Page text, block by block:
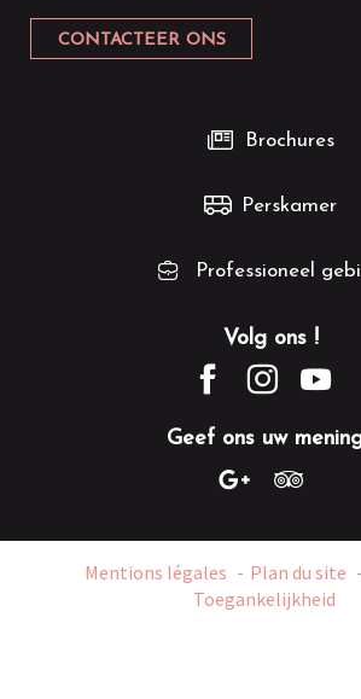
CONTACTEER ONS
Volg ons !
Geef ons uw
Brochures
Perskamer
Professioneel
Mentions légales Plan du site
Toegankelijkheid